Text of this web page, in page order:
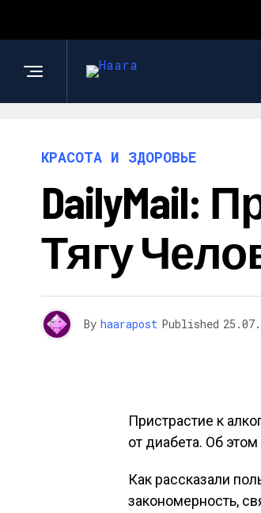
КРАСОТА И ЗДОРОВЬЕ
DailyMail:
Тягу
By haarapost Published
Пристрастие к
от диабета. Об
Как рассказали
закономерность,